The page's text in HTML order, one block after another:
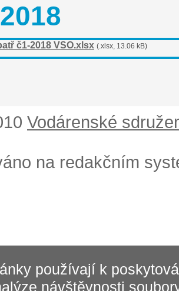
č1-2018 VSO.xlsx (.xlsx, 13.06 kB)
Vodárenské
na redakčním
používají k
návštěvnosti